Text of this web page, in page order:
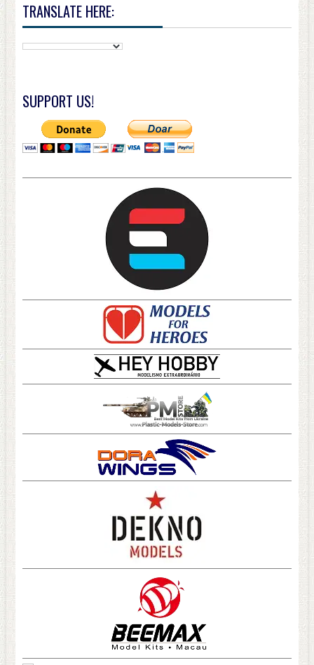
TRANSLATE HERE:
SUPPORT US!